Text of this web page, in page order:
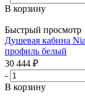
В корзину
Быстрый просмотр
Душевая кабина
профиль белый
30 444 ₽
-
В корзину